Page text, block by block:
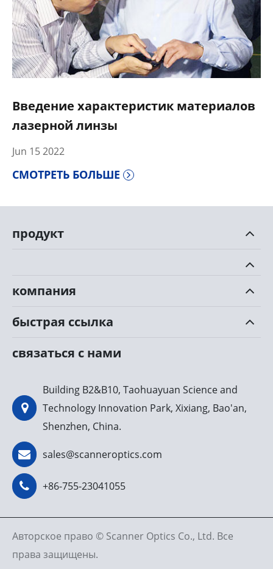
Введение характеристик материалов
лазерной линзы
Jun 15 2022
СМОТРЕТЬ БОЛЬШЕ
продукт
компания
быстрая ссылка
связаться с нами
Building B2&B10, Taohuayuan Science and
Technology Innovation Park, Xixiang, Bao'an,
Shenzhen, China.
sales@scanneroptics.com
+86-755-23041055
Авторское право © Scanner Optics Co., Ltd. Все
права защищены.